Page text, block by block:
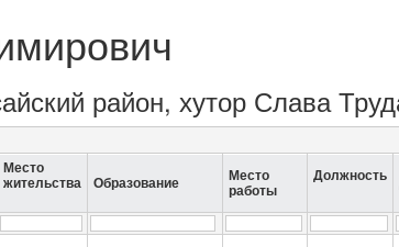
район, хутор Слава
Место
жительства
Образование
Место
работы
Должность